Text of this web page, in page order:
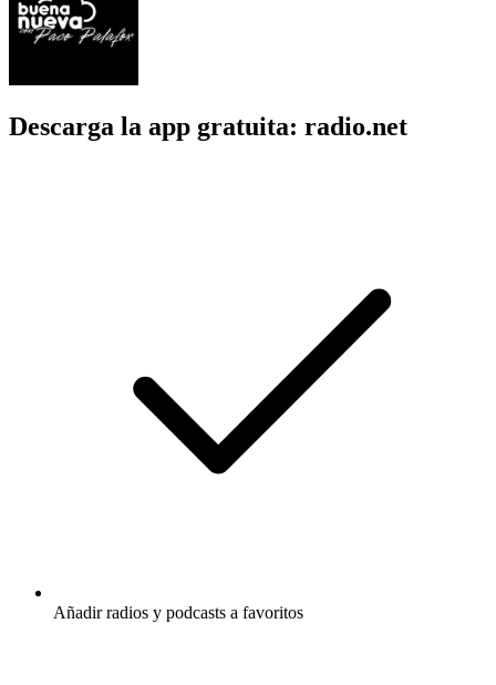
Descarga la app gratuita: radio.net
Añadir radios y podcasts a favoritos